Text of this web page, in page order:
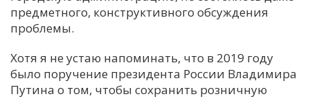
предметного, конструктивного обсуждения
проблемы.
Хотя я не устаю напоминать, что в 2019 году
было поручение президента России Владимира
Путина о том, чтобы сохранить розничную